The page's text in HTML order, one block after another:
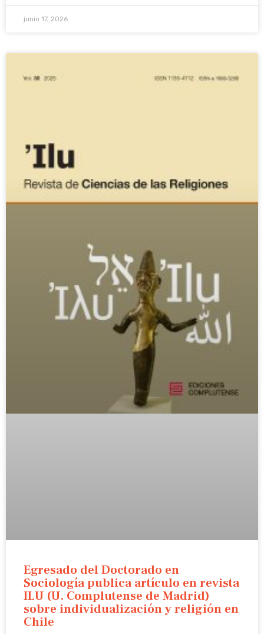
junio 17, 2026
Egresado del Doctorado en
Sociología publica artículo en revista
ILU (U. Complutense de Madrid)
sobre individualización y religión en
Chile